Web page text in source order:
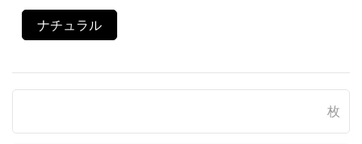
ナチュラル
枚